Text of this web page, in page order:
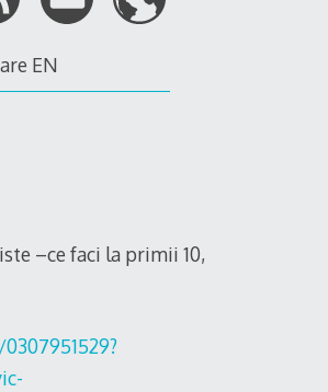
EN
–ce faci la primii 10,